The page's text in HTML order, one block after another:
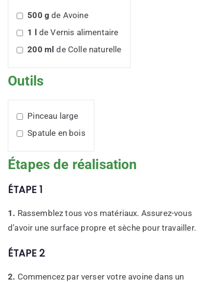
500 g de Avoine
1 l de Vernis alimentaire
200 ml de Colle naturelle
Outils
Pinceau large
Spatule en bois
Étapes de réalisation
ÉTAPE 1
1. Rassemblez tous vos matériaux. Assurez-vous
d’avoir une surface propre et sèche pour travailler.
ÉTAPE 2
2. Commencez par verser votre avoine dans un